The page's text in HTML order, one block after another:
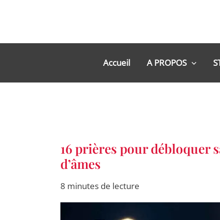
Accueil A PROPOS
16 prières pour débloquer
d’âmes
8 minutes de lecture
16
prières
pour
débloquer
destinée
et